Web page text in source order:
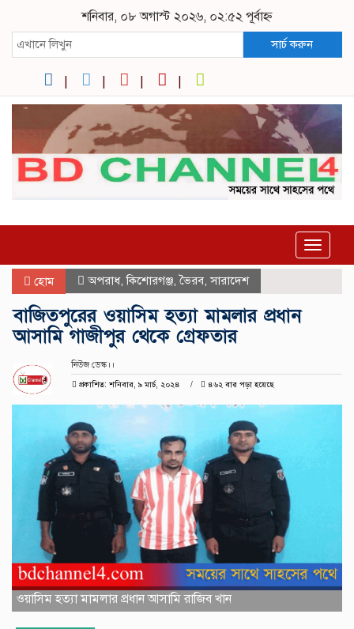
শনিবার, ০৮ অগাস্ট ২০২৬, ০২:৫২ পূর্বাহ্ন
সার্চ করুন
Toggle
হোম অপরাধ,কিশোরগঞ্জ,ভৈরব,সারাদেশ
বাজিতপুরের ওয়াসিম হত্যা মামলার প্রধান
আসামি গাজীপুর থেকে গ্রেফতার
নিউজ ডেস্ক।।
প্রকাশিত: শনিবার, ৯ মার্চ, ২০২৪
৪৬২ বার পড়া হয়েছে
ওয়াসিম হত্যা মামলার প্রধান আসামি রাজিব খান